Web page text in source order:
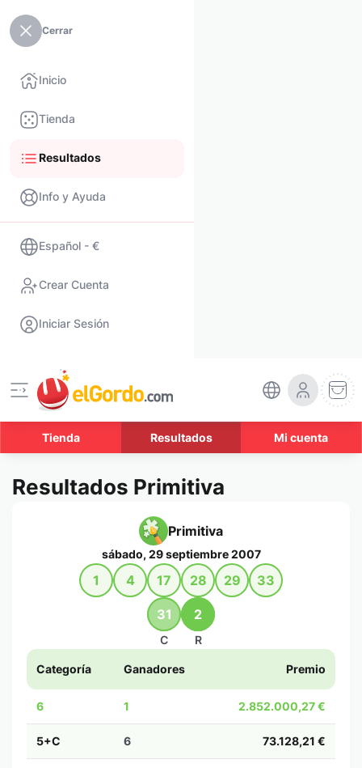
Cerrar
Inicio
Tienda
Resultados
Info y Ayuda
Español - €
Crear Cuenta
Iniciar Sesión
Tienda Resultados Mi cuenta
Resultados Primitiva
Primitiva
sábado, 29 septiembre 2007
1 4 17 28 29 33
31
C
2
R
Categoría Ganadores Premio
6 1 2.852.000,27 €
5+C 6 73.128,21 €